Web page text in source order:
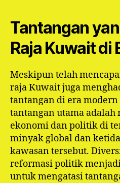
Tantangan
Raja Kuwait di
Meskipun telah
raja Kuwait juga
tantangan di era modern
tantangan utama adalah
ekonomi dan politik di
minyak global dan
kawasan tersebut.
reformasi politik
untuk mengatasi